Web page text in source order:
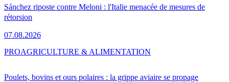
Sánchez riposte contre Meloni : l'Italie menacée de mesures de
rétorsion
07.08.2026
Poulets, bovins et ours polaires : la grippe aviaire se propage
PROAGRICULTURE & ALIMENTATION